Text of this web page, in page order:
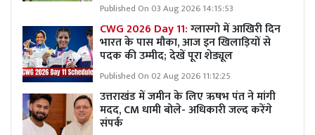
Published On 03 Aug 2026 14:15:53
CWG 2026 Day 11:ग्लास्गो में आखिरी दिन
भारत के पास मौका, आज इन खिलाड़ियों से
पदक की उम्मीद; देखें पूरा शेड्यूल
Published On 02 Aug 2026 11:12:25
उत्तराखंड में जमीन के लिए ऋषभ पंत ने मांगी
मदद, CM धामी बोले- अधिकारी जल्द करेंगे
संपर्क